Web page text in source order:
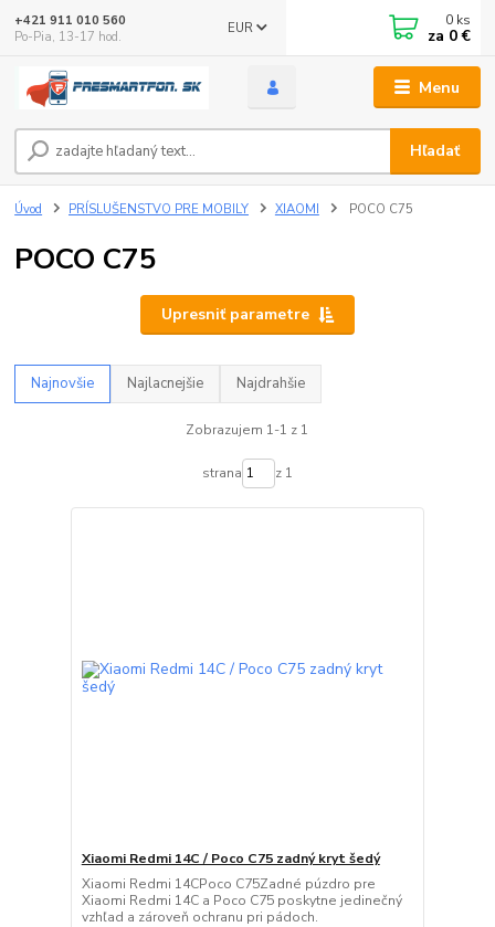
Menu
EUR
Hľadať
+421 911 010 560
Po-Pia, 13-17 hod.
0 ks
za 0 €
Úvod PRÍSLUŠENSTVO PRE MOBILY XIAOMI POCO C75
POCO C75
Upresniť parametre
Najnovšie Najlacnejšie Najdrahšie
Zobrazujem 1-1 z 1
strana z 1
Xiaomi Redmi 14C / Poco C75 zadný kryt šedý
Xiaomi Redmi 14CPoco C75Zadné púzdro pre
Xiaomi Redmi 14C a Poco C75 poskytne jedinečný
vzhľad a zároveň ochranu pri pádoch.